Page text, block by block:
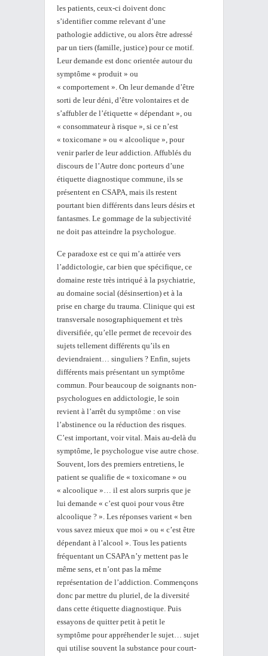
les patients, ceux-ci doivent donc
s’identifier comme relevant d’une
pathologie addictive, ou alors être adressé
par un tiers (famille, justice) pour ce motif.
Leur demande est donc orientée autour du
symptôme « produit » ou
« comportement ». On leur demande d’être
sorti de leur déni, d’être volontaires et de
s’affubler de l’étiquette « dépendant », ou
« consommateur à risque », si ce n’est
« toxicomane » ou « alcoolique », pour
venir parler de leur addiction. Affublés du
discours de l’Autre donc porteurs d’une
étiquette diagnostique commune, ils se
présentent en CSAPA, mais ils restent
pourtant bien différents dans leurs désirs et
fantasmes. Le gommage de la subjectivité
ne doit pas atteindre la psychologue.
Ce paradoxe est ce qui m’a attirée vers
l’addictologie, car bien que spécifique, ce
domaine reste très intriqué à la psychiatrie,
au domaine social (désinsertion) et à la
prise en charge du trauma. Clinique qui est
transversale nosographiquement et très
diversifiée, qu’elle permet de recevoir des
sujets tellement différents qu’ils en
deviendraient… singuliers ? Enfin, sujets
différents mais présentant un symptôme
commun. Pour beaucoup de soignants non-
psychologues en addictologie, le soin
revient à l’arrêt du symptôme : on vise
l’abstinence ou la réduction des risques.
C’est important, voir vital. Mais au-delà du
symptôme, le psychologue vise autre chose.
Souvent, lors des premiers entretiens, le
patient se qualifie de « toxicomane » ou
« alcoolique »… il est alors surpris que je
lui demande « c’est quoi pour vous être
alcoolique ? ». Les réponses varient « ben
vous savez mieux que moi » ou « c’est être
dépendant à l’alcool ». Tous les patients
fréquentant un CSAPA n’y mettent pas le
même sens, et n’ont pas la même
représentation de l’addiction. Commençons
donc par mettre du pluriel, de la diversité
dans cette étiquette diagnostique. Puis
essayons de quitter petit à petit le
symptôme pour appréhender le sujet… sujet
qui utilise souvent la substance pour court-